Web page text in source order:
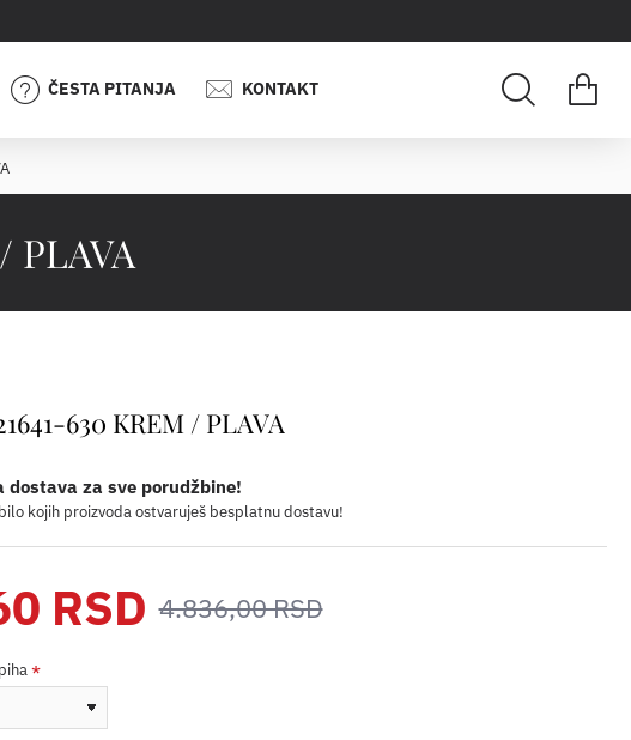
ČESTA PITANJA KONTAKT
PLAVA
630 KREM / PLAVA
dostava za sve porudžbine!
kojih proizvoda ostvaruješ besplatnu dostavu!
RSD 4.836,00 RSD